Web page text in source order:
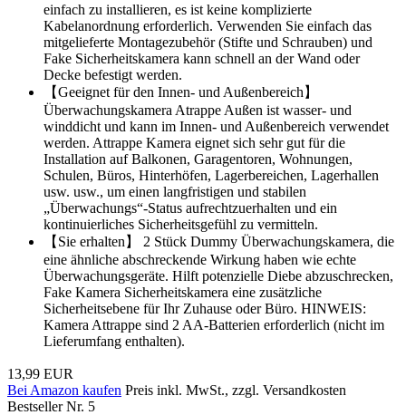
einfach zu installieren, es ist keine komplizierte
Kabelanordnung erforderlich. Verwenden Sie einfach das
mitgelieferte Montagezubehör (Stifte und Schrauben) und
Fake Sicherheitskamera kann schnell an der Wand oder
Decke befestigt werden.
【Geeignet für den Innen- und Außenbereich】
Überwachungskamera Atrappe Außen ist wasser- und
winddicht und kann im Innen- und Außenbereich verwendet
werden. Attrappe Kamera eignet sich sehr gut für die
Installation auf Balkonen, Garagentoren, Wohnungen,
Schulen, Büros, Hinterhöfen, Lagerbereichen, Lagerhallen
usw. usw., um einen langfristigen und stabilen
„Überwachungs“-Status aufrechtzuerhalten und ein
kontinuierliches Sicherheitsgefühl zu vermitteln.
【Sie erhalten】 2 Stück Dummy Überwachungskamera, die
eine ähnliche abschreckende Wirkung haben wie echte
Überwachungsgeräte. Hilft potenzielle Diebe abzuschrecken,
Fake Kamera Sicherheitskamera eine zusätzliche
Sicherheitsebene für Ihr Zuhause oder Büro. HINWEIS:
Kamera Attrappe sind 2 AA-Batterien erforderlich (nicht im
Lieferumfang enthalten).
13,99 EUR
Bei Amazon kaufen Preis inkl. MwSt., zzgl. Versandkosten
Bestseller Nr. 5